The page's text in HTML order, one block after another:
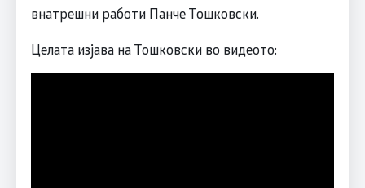
внатрешни работи Панче Тошковски.
Целата изјава на Тошковски во видеото: